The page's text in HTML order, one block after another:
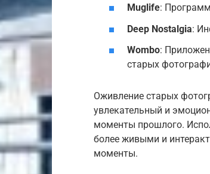
Muglife:
Deep Nostalgia:
Wombo:
старых
Оживление старых
увлекательный и
моменты прошлого.
более живыми и
моменты.